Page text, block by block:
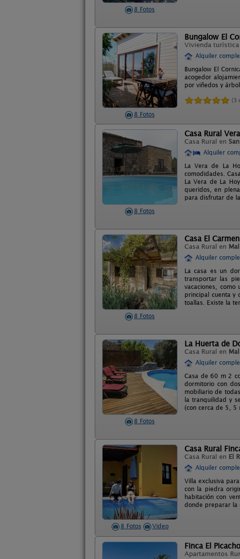
8 Fotos
8 Fotos
Bungalow El
Vivienda turística
Alquiler
Bungalow El
acogedor
por viñedos y
(3
8 Fotos
Casa Rural
Casa Rural en
Alquiler
La Vera de La
comodidades.
La Vera de La
queridos, en
para disfrutar de
8 Fotos
Casa El Carmen
Casa Rural en
Alquiler
La casa es un
transportar las
vacaciones,
principal cuenta y
toallas. Existe la
8 Fotos
La Huerta de
Casa Rural en
Alquiler
Casa de 60 m 2
dormitorio con
mobiliario de
la tranquilidad y
(con cerca de 5, 5
8 Fotos Video
Casa Rural
Casa Rural en El
Alquiler
Villa exclusiva
con la piedra
habitación con
donde preparar la
Finca El
Apartamentos